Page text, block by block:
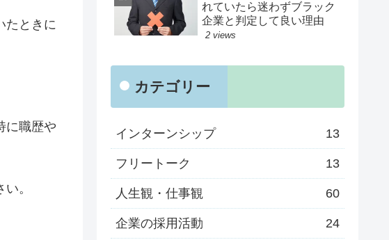
たときに
に職歴や
。
れていたら迷わずブラック
企業と判定して良い理由
2 views
カテゴリー
インターンシップ 13
フリートーク 13
人生観・仕事観 60
企業の採用活動 24